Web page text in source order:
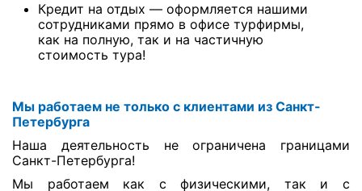
Кредит на отдых — оформляется нашими
сотрудниками прямо в офисе турфирмы,
как на полную, так и на частичную
стоимость тура!
Мы работаем не только с клиентами из Санкт-
Петербурга
Наша деятельность не ограничена границами
Санкт-Петербурга!
Мы работаем как с физическими, так и с